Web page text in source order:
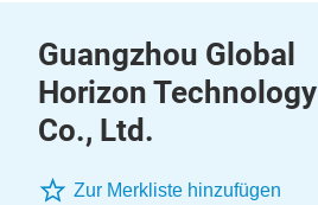
Guangzhou Global
Horizon Technology
Co., Ltd.
Zur Merkliste hinzufügen